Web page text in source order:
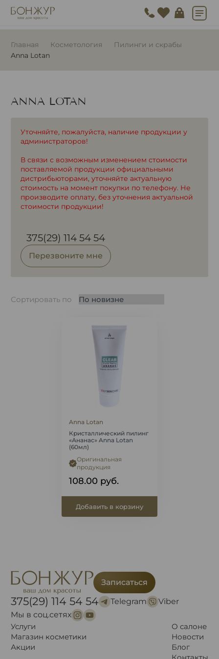
Главная Косметология
Пилинги и скрабы
Anna Lotan
ANNA LOTAN
Уточняйте, пожалуйста, наличие продукции у
администраторов!
В связи с возможным изменением стоимости
поставляемой продукции официальными
дистрибьюторами, уточняйте актуальную
стоимость на момент покупки по телефону. Не
производите оплату, без уточнения актуальной
стоимости продукции!
375(29) 114 54 54
Перезвоните мне
Сортировать по
Anna Lotan
Кристаллический пилинг
«Ананас» Anna Lotan
(60мл)
Оригинальная
продукция
108.00 руб.
Добавить в корзину
Записаться
375(29) 114 54 54 Telegram
Viber
Мы в соц.сетях
Услуги
Магазин косметики
Акции
О салоне
Новости
Блог